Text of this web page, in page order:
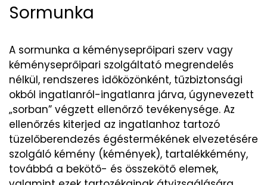
Sormunka
A sormunka a kéményseprőipari szerv vagy
kéményseprőipari szolgáltató megrendelés
nélkül, rendszeres időközönként, tűzbiztonsági
okból ingatlanról-ingatlanra járva, úgynevezett
„sorban” végzett ellenőrző tevékenysége. Az
ellenőrzés kiterjed az ingatlanhoz tartozó
tüzelőberendezés égéstermékének elvezetésére
szolgáló kémény (kémények), tartalékkémény,
továbbá a bekötő- és összekötő elemek,